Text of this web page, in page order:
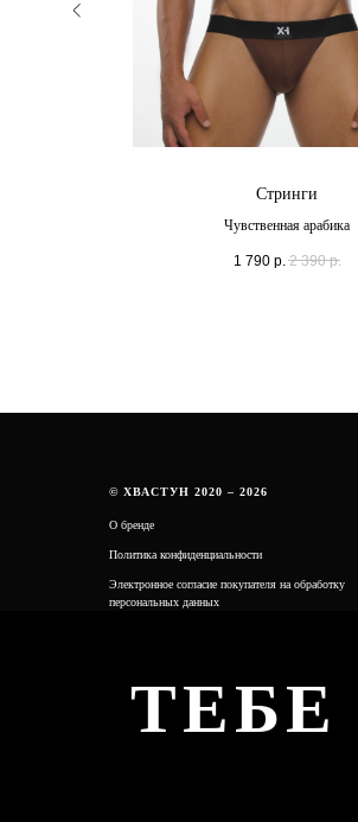
Стринги
Чувственная арабика
1 790 р. 2 390 р.
© ХВАСТУН 2020 – 2026
О бренде
Политика конфиденциальности
Электронное согласие покупателя на обработку
персональных данных